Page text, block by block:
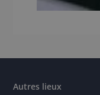
Autres lieux